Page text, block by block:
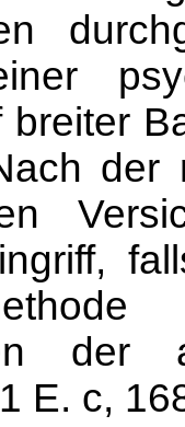
der
der
E. c,